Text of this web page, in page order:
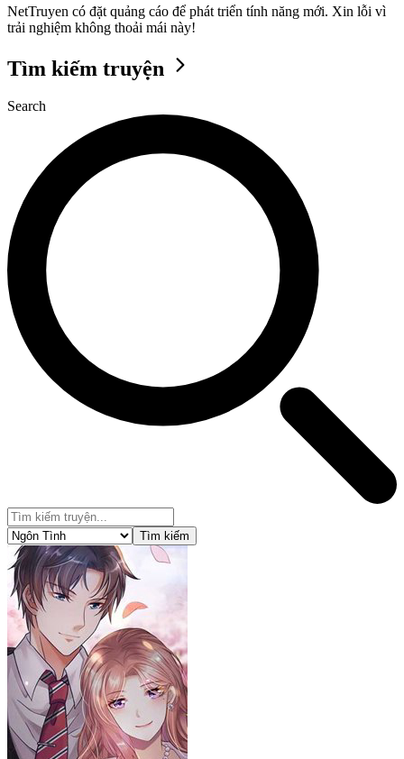
NetTruyen có đặt quảng cáo để phát triển tính năng mới. Xin lỗi vì
trải nghiệm không thoải mái này!
Tìm kiếm truyện
Search
Tìm kiếm